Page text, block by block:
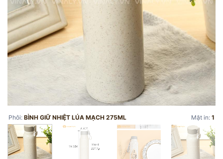
Phôi: BÌNH GIỮ NHIỆT LÚA MẠCH 275ML Mặt in: 1